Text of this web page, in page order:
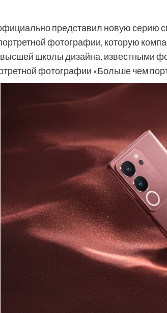
представил новую серию
фотографии, которую
школы дизайна, известными
фотографии «Больше чем